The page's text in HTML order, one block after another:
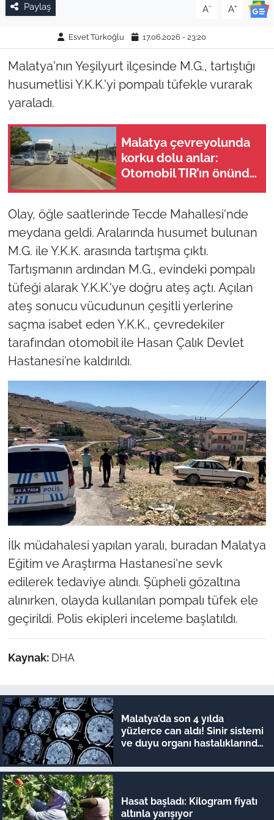
Paylaş A- A+
Esvet Türkoğlu 17.06.2026 - 23:20
Malatya'nın Yeşilyurt ilçesinde M.G., tartıştığı
husumetlisi Y.K.K.'yi pompalı tüfekle vurarak
yaraladı.
Malatya çevreyolunda
korku dolu anlar:
Otomobil TIR’ın önünde
Olay, öğle saatlerinde Tecde Mahallesi'nde
meydana geldi. Aralarında husumet bulunan
M.G. ile Y.K.K. arasında tartışma çıktı.
Tartışmanın ardından M.G., evindeki pompalı
tüfeği alarak Y.K.K.'ye doğru ateş açtı. Açılan
ateş sonucu vücudunun çeşitli yerlerine
saçma isabet eden Y.K.K., çevredekiler
tarafından otomobil ile Hasan Çalık Devlet
Hastanesi’ne kaldırıldı.
İlk müdahalesi yapılan yaralı, buradan Malatya
Eğitim ve Araştırma Hastanesi'ne sevk
edilerek tedaviye alındı. Şüpheli gözaltına
alınırken, olayda kullanılan pompalı tüfek ele
geçirildi. Polis ekipleri inceleme başlatıldı.
Kaynak: DHA
Malatya’da son 4 yılda
yüzlerce can aldı! Sinir sistemi
ve duyu organı hastalıklarında
Hasat başladı: Kilogram fiyatı
altınla yarışıyor